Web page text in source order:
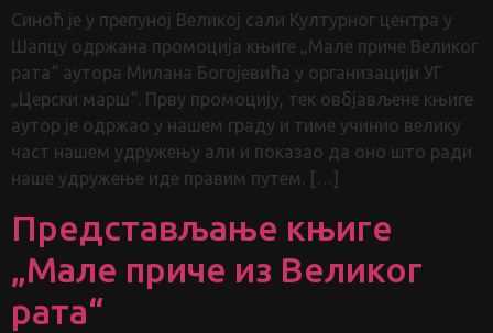
Синоћ је у препуној Великој сали Културног центра у
Шапцу одржана промоција књиге „Мале приче Великог
рата“ аутора Милана Богојевића у организацији УГ
„Церски марш“. Прву промоцију, тек овбјављене књиге
аутор је одржао у нашем граду и тиме учинио велику
част нашем удружењу али и показао да оно што ради
наше удружење иде правим путем. […]
Представљање књиге
„Мале приче из Великог
рата“